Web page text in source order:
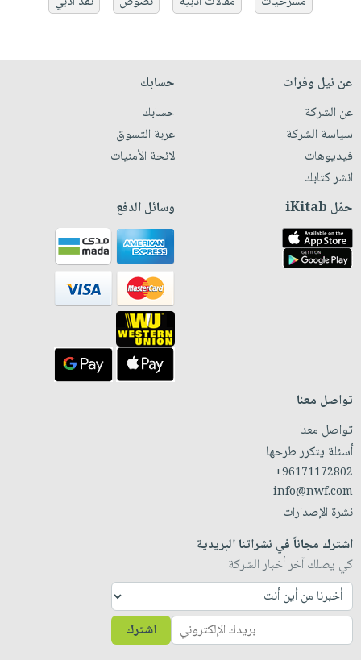
عن نيل وفرات
عن الشركة
سياسة الشركة
فيديوهات
انشر كتابك
حسابك
حسابك
عربة التسوق
لائحة الأمنيات
حمّل iKitab وسائل الدفع
تواصل معنا
تواصل معنا
أسئلة يتكرر طرحها
+96171172802
info@nwf.com
نشرة الإصدارات
اشترك مجاناً في نشراتنا البريدية
كي يصلك آخر أخبار الشركة
اشترك